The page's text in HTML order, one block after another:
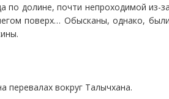
по долине, почти непроходимой из-
поверх… Обысканы, однако,
перевалах вокруг Талычхана.